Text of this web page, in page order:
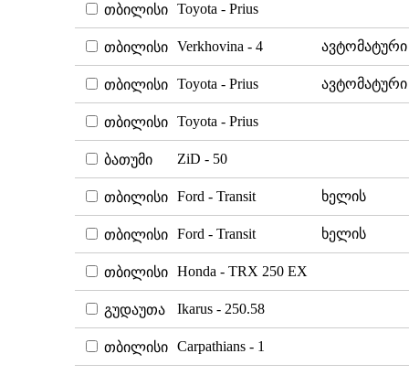
თბილისი Toyota - Prius
თბილისი Verkhovina - 4 ავტომატური
თბილისი Toyota - Prius ავტომატური
თბილისი Toyota - Prius
ბათუმი ZiD - 50
თბილისი Ford - Transit ხელის
თბილისი Ford - Transit ხელის
თბილისი Honda - TRX 250 EX
გუდაუთა Ikarus - 250.58
თბილისი Carpathians - 1